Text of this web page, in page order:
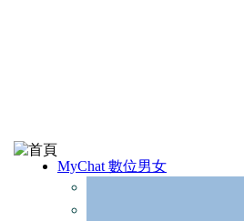
MyChat 數位男女